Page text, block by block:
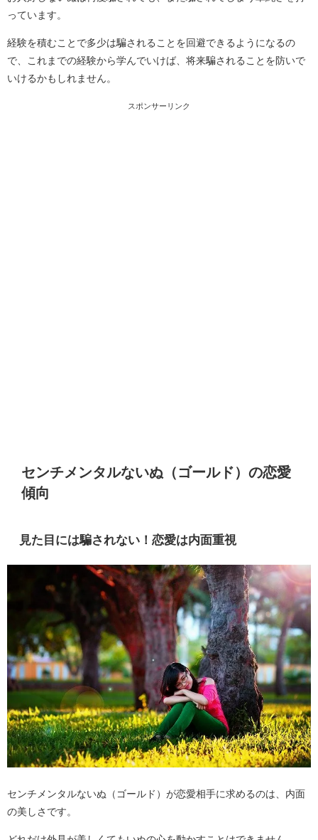
っています。
経験を積むことで多少は騙されることを回避できるようになるの
で、これまでの経験から学んでいけば、将来騙されることを防いで
いけるかもしれません。
スポンサーリンク
センチメンタルないぬ（ゴールド）の恋愛
傾向
見た目には騙されない！恋愛は内面重視
センチメンタルないぬ（ゴールド）が恋愛相手に求めるのは、内面
の美しさです。